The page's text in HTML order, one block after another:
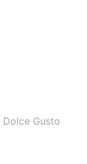
Dolce Gusto